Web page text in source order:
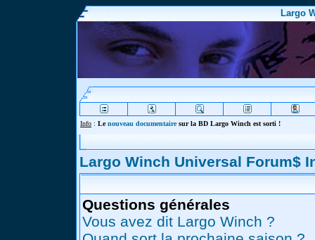
Largo
Info : Lenouveau documentairesur la BD Largo Winch est sorti !
Largo Winch Universal Forum$
Questions générales
Vous avez dit Largo Winch ?